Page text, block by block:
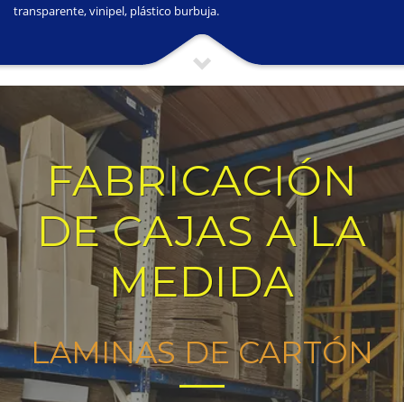
transparente, vinipel, plástico burbuja.
FABRICACIÓN
DE CAJAS A LA
MEDIDA
LAMINAS DE CARTÓN